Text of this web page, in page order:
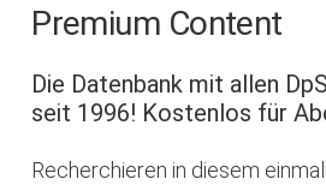
Premium Content
Die Datenbank mit allen
seit 1996! Kostenlos für
Recherchieren in diesem